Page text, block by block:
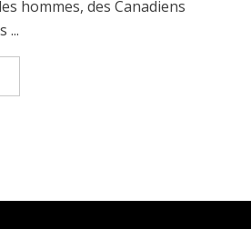
hommes, des Canadiens
...